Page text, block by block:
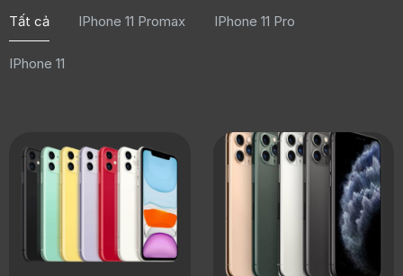
Tất cả IPhone 11 Promax IPhone 11 Pro
IPhone 11